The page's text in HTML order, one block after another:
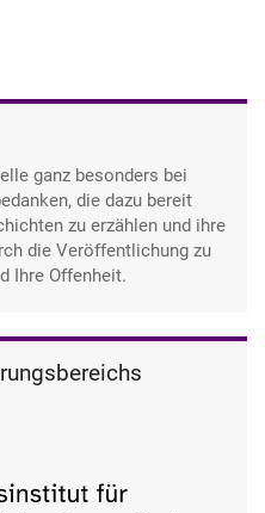
ganz besonders bei
die dazu bereit
zu erzählen und ihre
die Veröffentlichung zu
Ihre Offenheit.